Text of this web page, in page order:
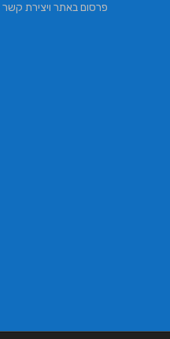
פרסום באתר ויצירת קשר